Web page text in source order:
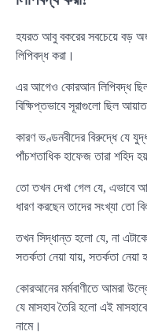
হযরত আবু বকরের সবচেয়ে বড়
লিপিবদ্ধ করা।
এর আগেও কোরআন লিপিবদ্ধ ছিল
বিক্ষিপ্তভাবে সূরাগুলো ছিল
কারণ ভণ্ডনবীদের বিরুদ্ধে যে
পাঁচশতাধিক হাফেজ তারা শহিদ
তো তখন দেখা গেল যে, এভাবে
ধারণ করছেন তাদের সংখ্যা তো
তখন সিদ্ধান্ত হলো যে, না
সতর্কতা নেয়া যায়, সতর্কতা নেয়া
কোরআনের মর্মবাণীতে আমরা
যে মাসহাব তৈরি হলো এই
নামে।